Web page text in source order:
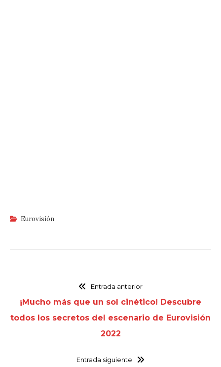
Eurovisión
Entrada anterior
¡Mucho más que un sol cinético! Descubre
todos los secretos del escenario de Eurovisión
2022
Entrada siguiente